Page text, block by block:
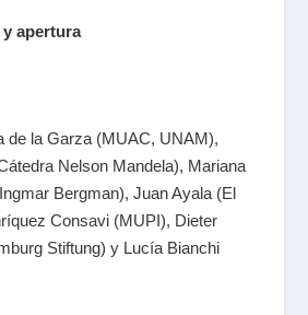
apertura
de la Garza (MUAC, UNAM),
Nelson Mandela), Mariana
Bergman), Juan Ayala (El
Consavi (MUPI), Dieter
Stiftung) y Lucía Bianchi